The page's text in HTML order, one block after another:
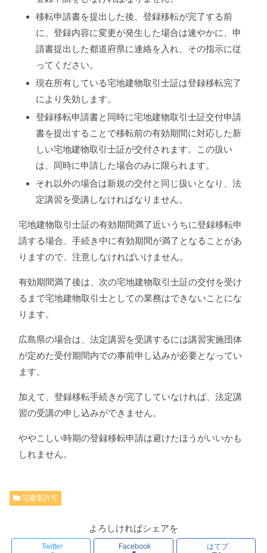
移転申請書を提出した後、登録移転が完了する前
に、登録内容に変更が発生した場合は速やかに、申
請書提出した都道府県に連絡を入れ、その指示に従
ってください。
現在所有している宅地建物取引士証は登録移転完了
により失効します。
登録移転申請書と同時に宅地建物取引士証交付申請
書を提出することで移転前の有効期間に対応した新
しい宅地建物取引士証が交付されます。
この扱い
は、同時に申請した場合のみに限られます。
それ以外の場合は新規の交付と同じ扱いとなり、法
定講習を受講しなければなりません。
宅地建物取引士証の有効期間満了近いうちに登録移転申
請する場合、手続き中に有効期間が満了となることがあ
りますので、注意しなければいけません。
有効期間満了後は、次の宅地建物取引士証の交付を受け
るまで宅地建物取引士としての業務はできないことにな
ります。
広島県の場合は、法定講習を受講するには講習実施団体
が定めた受付期間内での事前申し込みが必要となってい
ます。
加えて、登録移転手続きが完了していなければ、法定講
習の受講の申し込みができません。
ややこしい時期の登録移転申請は避けたほうがいいかも
しれません。
宅建業許可
よろしければシェアを
Twitter Facebook はてブ